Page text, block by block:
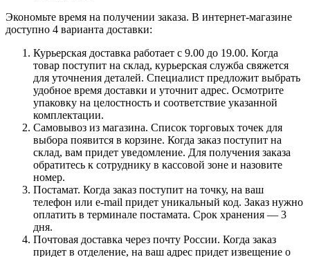
Экономьте время на получении заказа. В интернет-магазине
доступно 4 варианта доставки:
Курьерская доставка работает с 9.00 до 19.00. Когда
товар поступит на склад, курьерская служба свяжется
для уточнения деталей. Специалист предложит выбрать
удобное время доставки и уточнит адрес. Осмотрите
упаковку на целостность и соответствие указанной
комплектации.
Самовывоз из магазина. Список торговых точек для
выбора появится в корзине. Когда заказ поступит на
склад, вам придет уведомление. Для получения заказа
обратитесь к сотруднику в кассовой зоне и назовите
номер.
Постамат. Когда заказ поступит на точку, на ваш
телефон или e-mail придет уникальный код. Заказ нужно
оплатить в терминале постамата. Срок хранения — 3
дня.
Почтовая доставка через почту России. Когда заказ
придет в отделение, на ваш адрес придет извещение о